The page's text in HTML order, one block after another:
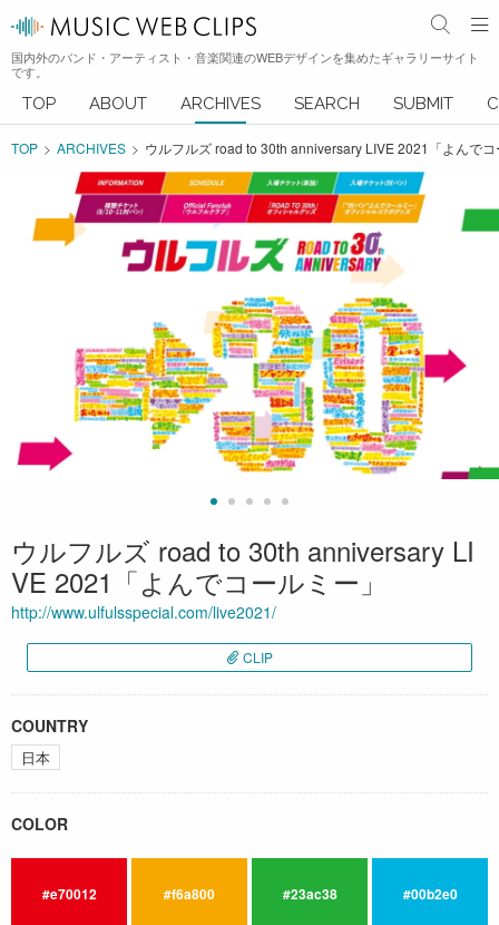
国内外のバンド・アーティスト・音楽関連のWEBデザインを集めたギャラリーサイト
です。
TOP ABOUT ARCHIVES SEARCH SUBMIT
TOP ARCHIVES ウルフルズ road to 30th anniversary LIVE 2021「よんで
ウルフルズ road to 30th anniversary LI
VE 2021「よんでコールミー」
http://www.ulfulsspecial.com/live2021/
CLIP
COUNTRY
日本
COLOR
#e70012 #f6a800 #23ac38 #00b2e0